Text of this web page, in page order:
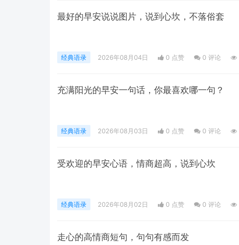
最好的早安说说图片，说到心坎，不落俗套
经典语录 2026年08月04日 0 点赞 0 评论
充满阳光的早安一句话，你最喜欢哪一句？
经典语录 2026年08月03日 0 点赞 0 评论
受欢迎的早安心语，情商超高，说到心坎
经典语录 2026年08月02日 0 点赞 0 评论
走心的高情商短句，句句有感而发